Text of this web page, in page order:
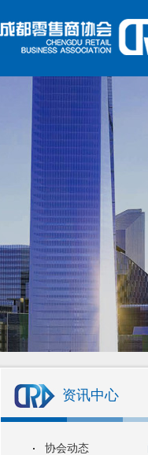
3
资讯中心
协会动态